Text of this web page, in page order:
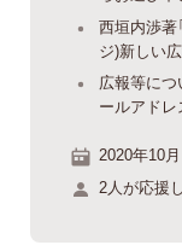
西垣内渉著
ジ)新しい
広報等につ
ールアド
2020年10
2人が応援